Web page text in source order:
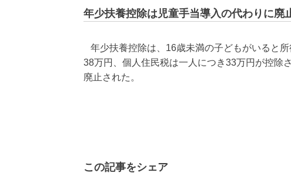
年少扶養控除は児童手当導入の代わりに廃
年少扶養控除は、16歳未満の子どもがいると
38万円、個人住民税は一人につき33万円が控除
廃止された。
この記事をシェア